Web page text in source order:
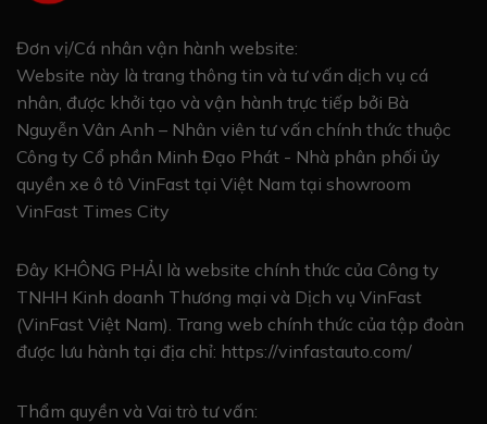
Đơn vị/Cá nhân vận hành website:
Website này là trang thông tin và tư vấn dịch vụ cá
nhân, được khởi tạo và vận hành trực tiếp bởi Bà
Nguyễn Vân Anh – Nhân viên tư vấn chính thức thuộc
Công ty Cổ phần Minh Đạo Phát - Nhà phân phối ủy
quyền xe ô tô VinFast tại Việt Nam tại showroom
VinFast Times City
Đây KHÔNG PHẢI là website chính thức của Công ty
TNHH Kinh doanh Thương mại và Dịch vụ VinFast
(VinFast Việt Nam). Trang web chính thức của tập đoàn
được lưu hành tại địa chỉ: https://vinfastauto.com/
Thẩm quyền và Vai trò tư vấn: